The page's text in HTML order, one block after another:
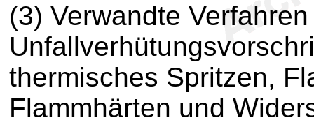
(3) Verwandte
thermisches Spritzen,
Flammhärten und